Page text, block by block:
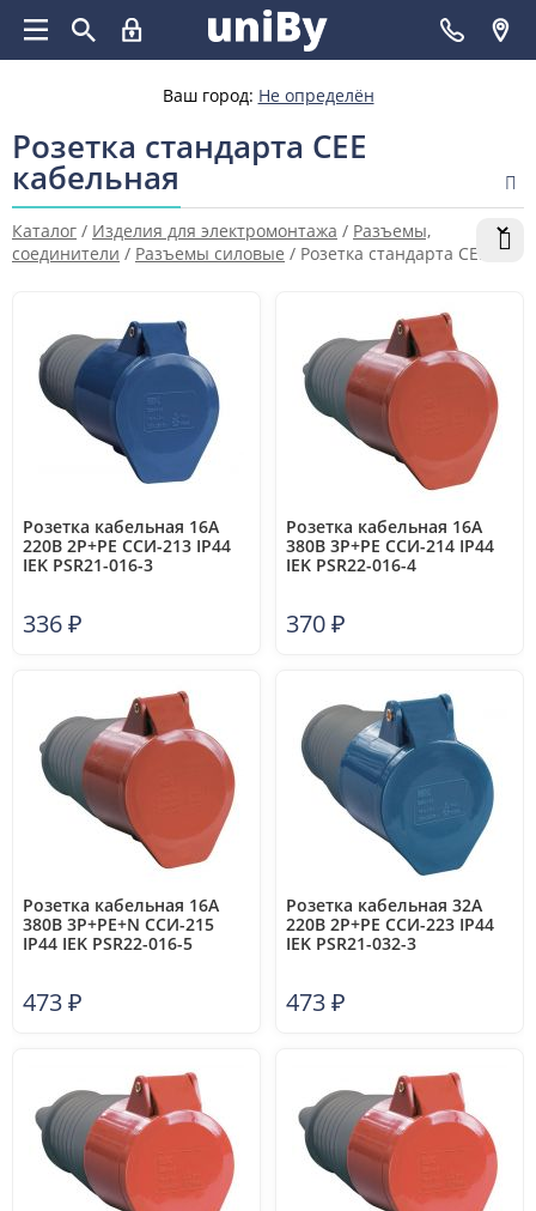
Ваш город: Не определён
Розетка стандарта СЕЕ
кабельная
Каталог / Изделия для электромонтажа / Разъемы,
соединители / Разъемы силовые / Розетка стандарта СЕЕ
Розетка кабельная 16А
220В 2P+PЕ ССИ-213 IP44
IEK PSR21-016-3
336₽
Розетка кабельная 16А
380В 3P+PЕ ССИ-214 IP44
IEK PSR22-016-4
370₽
Розетка кабельная 16А
380В 3P+PE+N ССИ-215
IP44 IEK PSR22-016-5
473₽
Розетка кабельная 32А
220В 2P+PE ССИ-223 IP44
IEK PSR21-032-3
473₽